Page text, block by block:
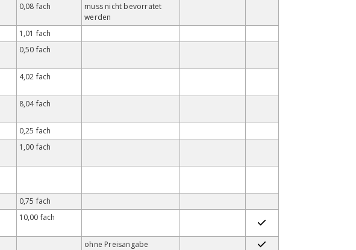
0,08 fach
muss nicht bevorratet
werden
1,01 fach
0,50 fach
4,02 fach
8,04 fach
0,25 fach
1,00 fach
0,75 fach
10,00 fach
ohne Preisangabe